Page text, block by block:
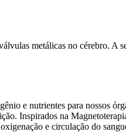
metálicas no cérebro. A
e nutrientes para nossos
Inspirados na
e circulação do